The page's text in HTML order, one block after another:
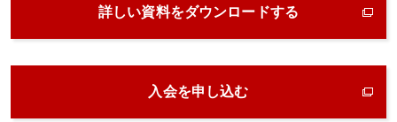
詳しい資料をダウンロードする
入会を申し込む